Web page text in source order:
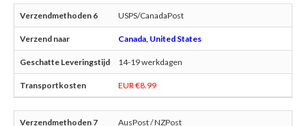
USPS/CanadaPost
Canada, United States
14-19 werkdagen
EUR €8.99
AusPost / NZPost